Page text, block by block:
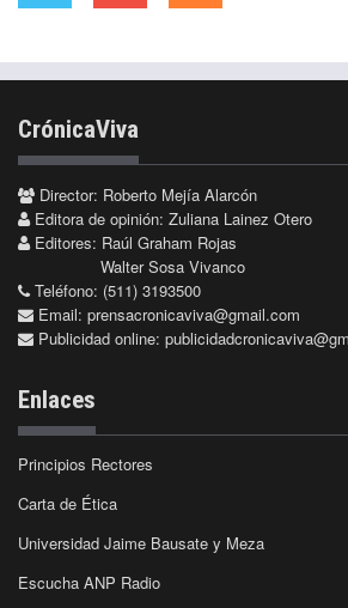
CrónicaViva
Director: Roberto Mejía Alarcón
Editora de opinión: Zuliana Lainez Otero
Editores: Raúl Graham Rojas
Walter Sosa Vivanco
Teléfono: (511) 3193500
Email: prensacronicaviva@gmail.com
Publicidad online:
Enlaces
Principios Rectores
Carta de Ética
Universidad Jaime Bausate y Meza
Escucha ANP Radio